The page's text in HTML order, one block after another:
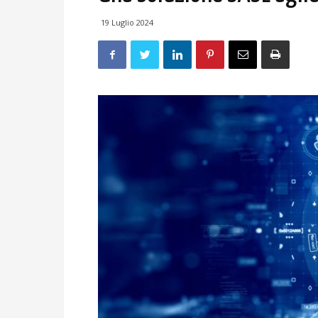
19 Luglio 2024